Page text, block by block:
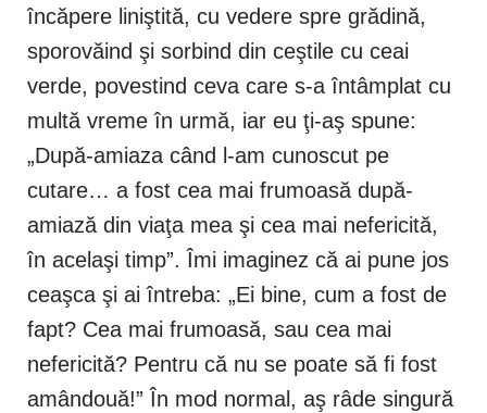
încăpere liniştită, cu vedere spre grădină,
sporovăind şi sorbind din ceştile cu ceai
verde, povestind ceva care s-a întâmplat cu
multă vreme în urmă, iar eu ţi-aş spune:
„După-amiaza când l-am cunoscut pe
cutare… a fost cea mai frumoasă după-
amiază din viaţa mea şi cea mai nefericită,
în acelaşi timp”. Îmi imaginez că ai pune jos
ceaşca şi ai întreba: „Ei bine, cum a fost de
fapt? Cea mai frumoasă, sau cea mai
nefericită? Pentru că nu se poate să fi fost
amândouă!” În mod normal, aş râde singură